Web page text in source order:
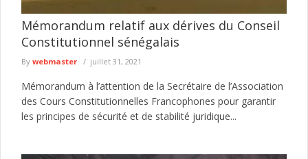
Mémorandum relatif aux dérives du Conseil
Constitutionnel sénégalais
By webmaster juillet 31, 2021
Mémorandum à l’attention de la Secrétaire de l’Association
des Cours Constitutionnelles Francophones pour garantir
les principes de sécurité et de stabilité juridique...